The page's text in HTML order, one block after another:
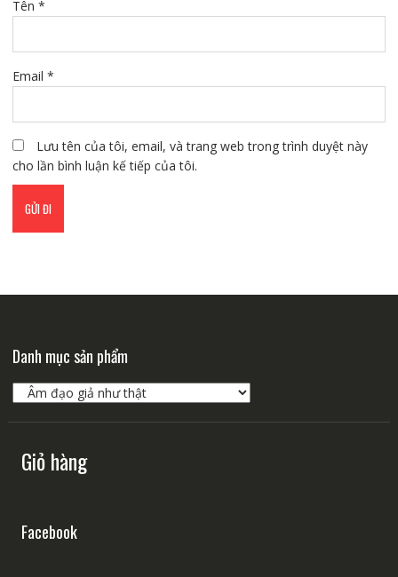
Tên *
Email *
Lưu tên của tôi, email, và trang web trong trình duyệt này
cho lần bình luận kế tiếp của tôi.
Danh mục sản phẩm
Giỏ hàng
Facebook